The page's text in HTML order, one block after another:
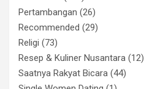
Pertambangan (26)
Recommended (29)
Religi (73)
Resep & Kuliner Nusantara (12)
Saatnya Rakyat Bicara (44)